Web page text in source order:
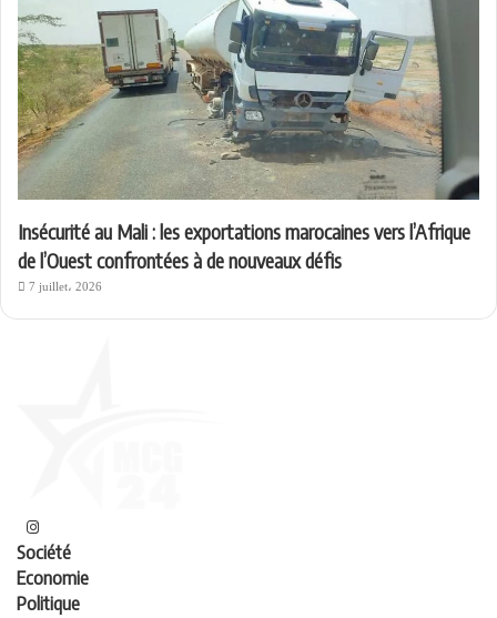
Insécurité au Mali : les exportations marocaines vers l’Afrique
de l’Ouest confrontées à de nouveaux défis
7 juillet، 2026
Société
Economie
Politique